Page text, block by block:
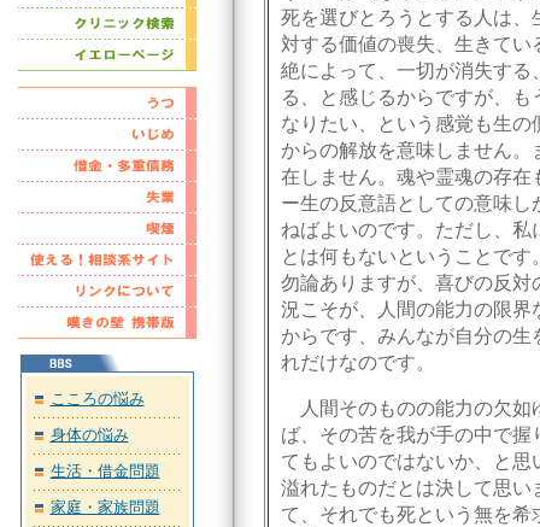
こころの悩み
身体の悩み
生活・借金問題
家庭・家族問題
死を選びとろうとする人は
対する価値の喪失、生きて
絶によって、一切が消失す
る、と感じるからですが、
なりたい、という感覚も生
からの解放を意味しません
在しません。魂や霊魂の存
ー生の反意語としての意味
ねばよいのです。ただし、
とは何もないということで
勿論ありますが、喜びの反
況こそが、人間の能力の限
からです、みんなが自分の
れだけなのです。
人間そのものの能力の欠如
ば、その苦を我が手の中で
てもよいのではないか、と
溢れたものだとは決して思
て、それでも死という無を